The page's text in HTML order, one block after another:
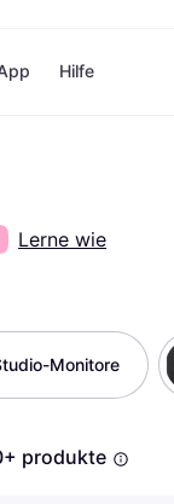
3
Temu
Kaufland.at
Alle Shops
Hilfe
Lerne wie
Monitore
produkte